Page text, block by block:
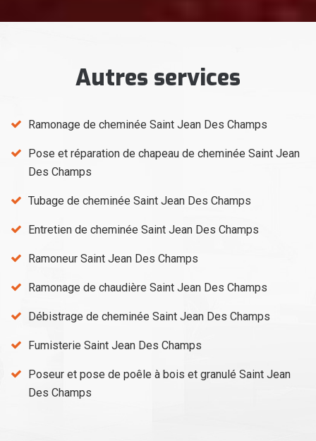
Autres services
Ramonage de cheminée Saint Jean Des Champs
Pose et réparation de chapeau de cheminée Saint Jean
Des Champs
Tubage de cheminée Saint Jean Des Champs
Entretien de cheminée Saint Jean Des Champs
Ramoneur Saint Jean Des Champs
Ramonage de chaudière Saint Jean Des Champs
Débistrage de cheminée Saint Jean Des Champs
Fumisterie Saint Jean Des Champs
Poseur et pose de poêle à bois et granulé Saint Jean
Des Champs